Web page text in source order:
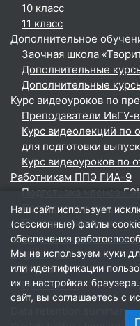
10 класс
11 класс
Дополнительное
Заочная школа
Дополнительные
Дополнительные
Курс видеоуроков по
Преподаватели ИвГУ-
Курс видеолекций по
для подготовки
Курс видеоуроков по
Работникам ППЭ ГИА-9
Подготовка членов
Подготовка
Подготовка
Подготовка
English ‎(en)‎
English ‎(en)‎
Русский ‎(ru)‎
Data retention summary
Наш сайт использует
(сессионные) файлы
обеспечения
Мы не используем куки
или идентификации
их в настройках
сайт, вы соглашаетесь с